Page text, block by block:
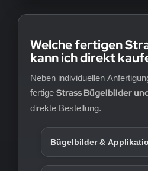
Welche fertigen
kann ich direkt
Neben individuellen
fertige Strass Bügelbilder
direkte Bestellung.
Bügelbilder &